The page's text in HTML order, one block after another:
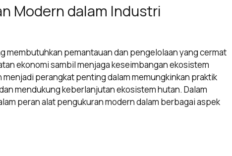
Modern dalam Industri
membutuhkan pemantauan dan pengelolaan yang cermat
ekonomi sambil menjaga keseimbangan ekosistem
perangkat penting dalam memungkinkan praktik
mendukung keberlanjutan ekosistem hutan. Dalam
peran alat pengukuran modern dalam berbagai aspek